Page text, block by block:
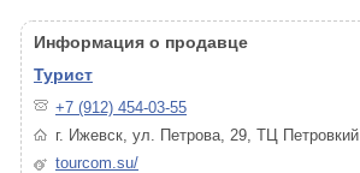
Информация о продавце
Турист
+7 (912) 454-03-55
г. Ижевск, ул. Петрова, 29, ТЦ Петровкий
tourcom.su/